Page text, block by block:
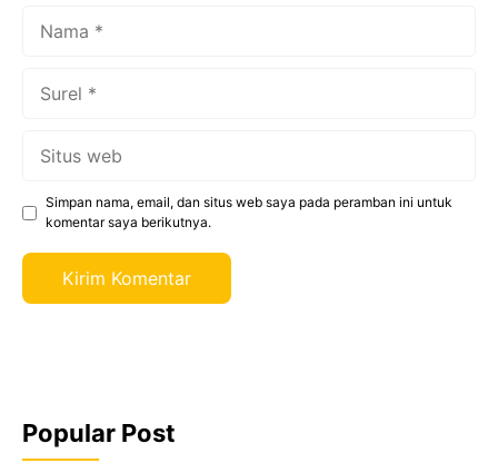
Simpan nama, email, dan situs web saya pada peramban ini untuk
komentar saya berikutnya.
Popular Post